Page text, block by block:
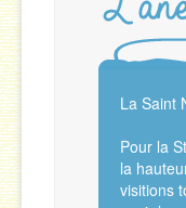
La Saint
Pour la
la
visitions